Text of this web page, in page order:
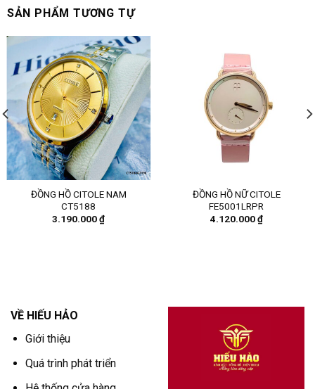
SẢN PHẨM TƯƠNG TỰ
ĐỒNG HỒ CITOLE NAM
CT5188
3.190.000₫
ĐỒNG HỒ NỮ CITOLE
FE5001LRPR
4.120.000₫
VỀ HIẾU HẢO
Giới thiệu
Quá trình phát triển